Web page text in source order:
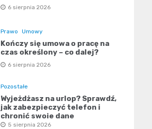
6 sierpnia 2026
Prawo Umowy
Kończy się umowa o pracę na
czas określony – co dalej?
6 sierpnia 2026
Pozostałe
Wyjeżdżasz na urlop? Sprawdź,
jak zabezpieczyć telefon i
chronić swoje dane
5 sierpnia 2026